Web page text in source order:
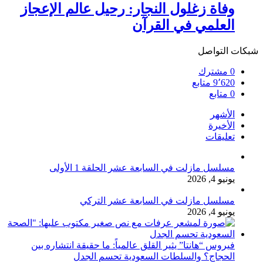
وفاة زغلول النجار: رحيل عالم الإعجاز
العلمي في القرآن
شبكات التواصل
0 مشترك
9٬620 متابع
0 متابع
الأشهر
الأخيرة
تعليقات
مسلسل مازلت في السابعة عشر الحلقة 1 الأولى
يونيو 4, 2026
مسلسل مازلت في السابعة عشر التركي
يونيو 4, 2026
فيروس “هانتا” يثير القلق عالمياً: ما حقيقة انتشاره بين
الحجاج؟ والسلطات السعودية تحسم الجدل